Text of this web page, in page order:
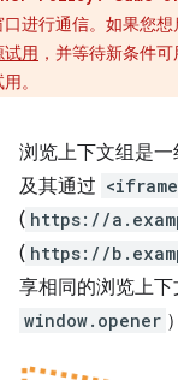
口进行通信。如果您
试用 ，并等待新条件
。
浏览上下文组是
及其通过
( https://
( https://
享相同的浏览上
window.opener